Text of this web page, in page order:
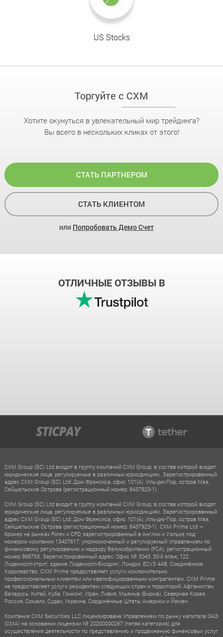
US Stocks
Торгуйте с CXM
Хотите окунуться в увлекательный мир трейдинга?
Вы всего в нескольких кликах от этого!
СТАТЬ ПАРТНЕРОМ
СТАТЬ КЛИЕНТОМ
или Попробовать Демо Счет
ОТЛИЧНЫЕ ОТЗЫВЫ В
CXM Group (SC) Ltd входит в группу компаний CXM Group, в состав которой входят
юридические лица, регулируемые в различных юрисдикциях. Зарегистрированный
адрес CXM Group (SC) Ltd: Дом Фрэнсиса, офис 101(A), Иль-дю-Пор, остров Маэ,
Сейшельские Острова (регистрационный номер: 8437923-1).
CXM Group (SC) Ltd входит в группу компаний CXM Group, в состав которой входят
юридические лица, регулируемые в различных юрисдикциях. Зарегистрированный
адрес CXM Group (SC) Ltd: Дом Фрэнсиса, офис 101(A), Иль-дю-Пор, остров Маэ,
Сейшельские Острова (регистрационный номер: 8437923-1). CXM Prime Ltd —
брокер на рынках Forex и CFD, зарегистрированный в Англии и Уэльсе под
номером компании 13407617, уполномоченный и регулируемый Управлением по
финансовому регулированию и надзору Великобритании (FCA), регистрационный
номер 966753. Зарегистрированный адрес: Офис № 3043, 30-й этаж, 122
Лиденхолл-стрит, здание Лиденхолл-Билдинг, Лондон, ECV3 4AB, Соединённое
Королевство. CXM Prime предоставляет услуги исключительно
профессиональным клиентам или квалифицированным контрагентам. CXM Prime
не предоставляет услуги резидентам следующих стран и территорий: Афганистан,
Беларусь, Китай, Куба, Гонконг, Иран, Ливия, Мьянма (Бирма), Северная Корея,
Россия, Сомали, Судан, Украина, Соединённые Штаты Америки и Йемен.
Компания CXM Securities LLC лицензирована Управлением по рынку капитала ОАЭ
(CMA) на основании лицензии № 20200000267 (пятая категория) для
осуществления деятельности по представлению и продвижению финансовых услуг